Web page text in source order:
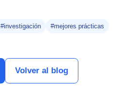
#investigación
#mejores prácticas
Volver al blog